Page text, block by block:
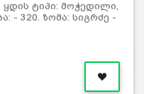
ტიპი: მოჭედილი,
- 320. ზომა: სიგრძე -